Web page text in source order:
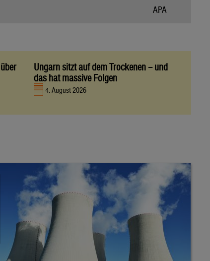
APA
Ungarn sitzt auf dem Trockenen – und
das hat massive Folgen
4. August 2026